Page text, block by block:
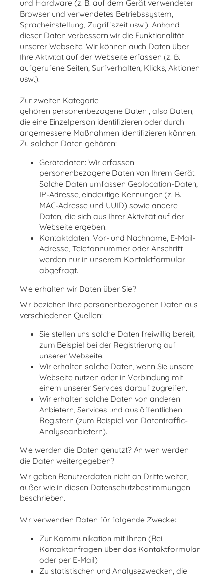
und Hardware (z. B. auf dem Gerät verwendeter
Browser und verwendetes Betriebssystem,
Spracheinstellung, Zugriffszeit usw.). Anhand
dieser Daten verbessern wir die Funktionalität
unserer Webseite. Wir können auch Daten über
Ihre Aktivität auf der Webseite erfassen (z. B.
aufgerufene Seiten, Surfverhalten, Klicks, Aktionen
usw.).
Zur zweiten Kategorie
gehören personenbezogene Daten , also Daten,
die eine Einzelperson identifizieren oder durch
angemessene Maßnahmen identifizieren können.
Zu solchen Daten gehören:
Gerätedaten: Wir erfassen
personenbezogene Daten von Ihrem Gerät.
Solche Daten umfassen Geolocation-Daten,
IP-Adresse, eindeutige Kennungen (z. B.
MAC-Adresse und UUID) sowie andere
Daten, die sich aus Ihrer Aktivität auf der
Webseite ergeben.
Kontaktdaten: Vor- und Nachname, E-Mail-
Adresse, Telefonnummer oder Anschrift
werden nur in unserem Kontaktformular
abgefragt.
Wie erhalten wir Daten über Sie?
Wir beziehen Ihre personenbezogenen Daten aus
verschiedenen Quellen:
Sie stellen uns solche Daten freiwillig bereit,
zum Beispiel bei der Registrierung auf
unserer Webseite.
Wir erhalten solche Daten, wenn Sie unsere
Webseite nutzen oder in Verbindung mit
einem unserer Services darauf zugreifen.
Wir erhalten solche Daten von anderen
Anbietern, Services und aus öffentlichen
Registern (zum Beispiel von Datentraffic-
Analyseanbietern).
Wie werden die Daten genutzt? An wen werden
die Daten weitergegeben?
Wir geben Benutzerdaten nicht an Dritte weiter,
außer wie in diesen Datenschutzbestimmungen
beschrieben.
Wir verwenden Daten für folgende Zwecke:
Zur Kommunikation mit Ihnen (Bei
Kontaktanfragen über das Kontaktformular
oder per E-Mail)
Zu statistischen und Analysezwecken, die